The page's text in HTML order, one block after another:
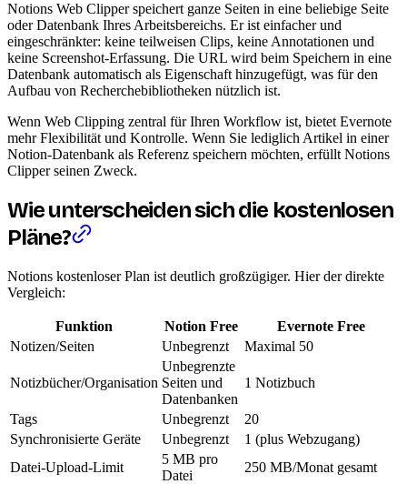
Notions Web Clipper speichert ganze Seiten in eine beliebige Seite
oder Datenbank Ihres Arbeitsbereichs. Er ist einfacher und
eingeschränkter: keine teilweisen Clips, keine Annotationen und
keine Screenshot-Erfassung. Die URL wird beim Speichern in eine
Datenbank automatisch als Eigenschaft hinzugefügt, was für den
Aufbau von Recherchebibliotheken nützlich ist.
Wenn Web Clipping zentral für Ihren Workflow ist, bietet Evernote
mehr Flexibilität und Kontrolle. Wenn Sie lediglich Artikel in einer
Notion-Datenbank als Referenz speichern möchten, erfüllt Notions
Clipper seinen Zweck.
Wie unterscheiden sich die kostenlosen
Pläne?
Notions kostenloser Plan ist deutlich großzügiger. Hier der direkte
Vergleich:
Funktion Notion Free
Evernote Free
Notizen/Seiten
Unbegrenzt Maximal 50
Notizbücher/Organisation
Unbegrenzte
Seiten und
Datenbanken
1 Notizbuch
Tags Unbegrenzt
20
Synchronisierte Geräte
Unbegrenzt
1 (plus Webzugang)
Datei-Upload-Limit
5 MB pro
Datei
250 MB/Monat gesamt